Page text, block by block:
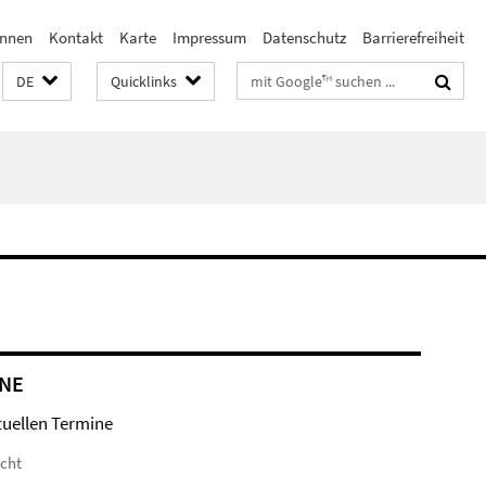
Kontakt Karte Impressum Datenschutz Barrierefreiheit
DE Quicklinks Suchbegriffe
Termine